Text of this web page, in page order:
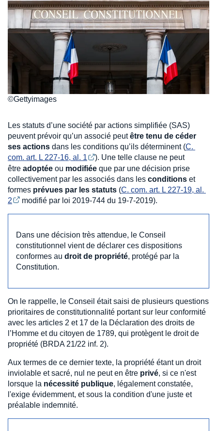
©Gettyimages
Les statuts d’une société par actions simplifiée (SAS)
peuvent prévoir qu’un associé peutêtre tenu de céder
ses actions dans les conditions qu’ils déterminent (C.
com. art. L 227-16, al. 1
). Une telle clause ne peut
être adoptée ou modifiée que par une décision prise
collectivement par les associés dans les conditions et
formes prévues par les statuts (C. com. art. L 227-19, al.
2
modifié par loi 2019-744 du 19-7-2019).
Dans une décision très attendue, le Conseil
constitutionnel vient de déclarer ces dispositions
conformes au droit de propriété, protégé par la
Constitution.
On le rappelle, le Conseil était saisi de plusieurs questions
prioritaires de constitutionnalité portant sur leur conformité
avec les articles 2 et 17 de la Déclaration des droits de
l’Homme et du citoyen de 1789, qui protègent le droit de
propriété (BRDA 21/22 inf. 2).
Aux termes de ce dernier texte, la propriété étant un droit
inviolable et sacré, nul ne peut en être privé, si ce n'est
lorsque la nécessité publique, légalement constatée,
l'exige évidemment, et sous la condition d'une juste et
préalable indemnité.